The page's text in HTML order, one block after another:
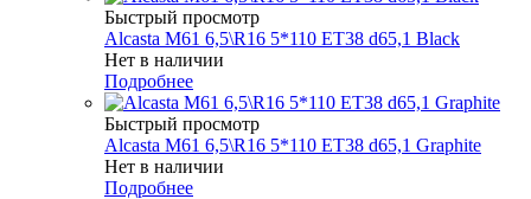
Быстрый просмотр
Alcasta M61 6,5\R16 5*110 ET38 d65,1 Black
Нет в наличии
Подробнее
Быстрый просмотр
Alcasta M61 6,5\R16 5*110 ET38 d65,1 Graphite
Нет в наличии
Подробнее